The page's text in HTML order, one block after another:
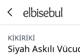
KIKIRIKI
Siyah Askılı